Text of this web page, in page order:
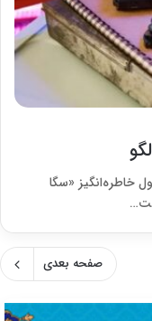
خاطره‌انگیز «سگا
صفحه بعدی